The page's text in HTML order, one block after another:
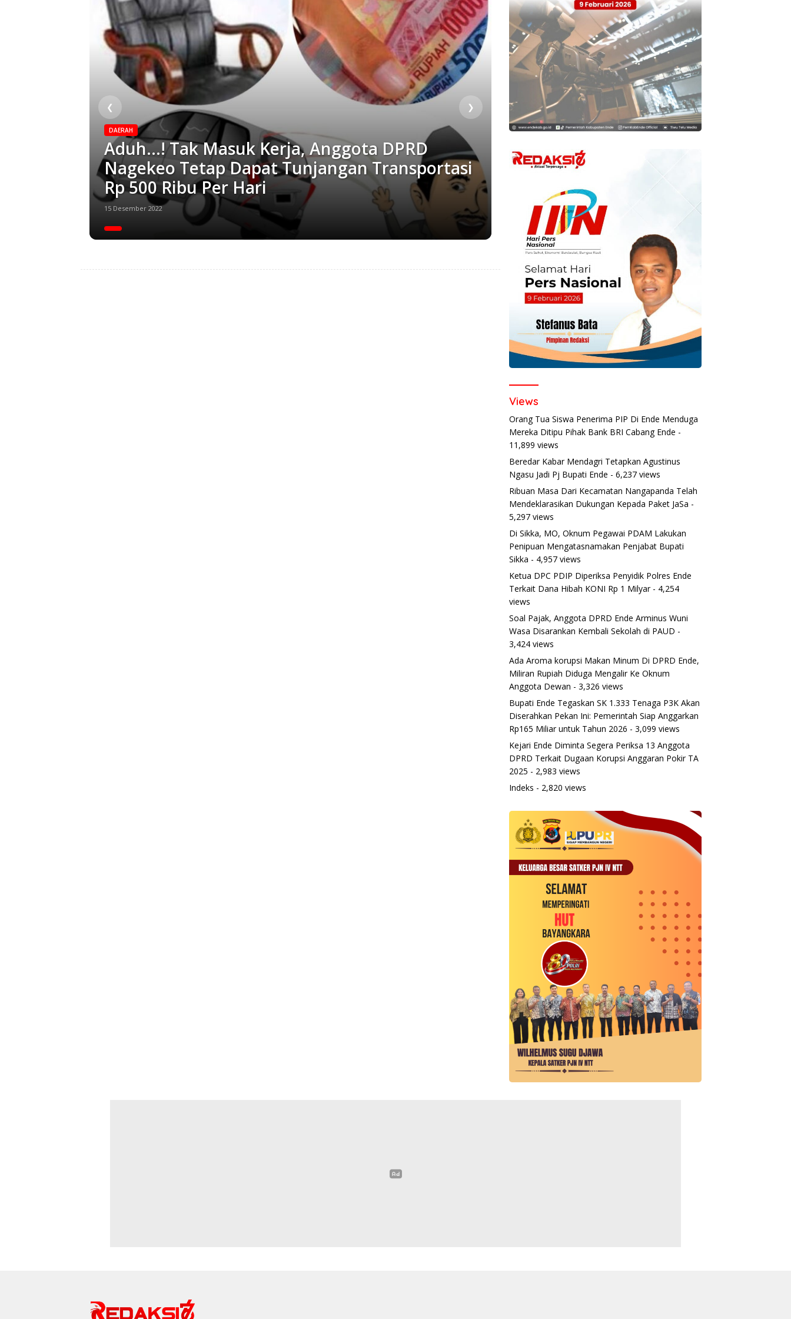
DAERAH
Aduh…! Tak Masuk Kerja, Anggota DPRD
Nagekeo Tetap Dapat Tunjangan Transportasi
Rp 500 Ribu Per Hari
15 Desember 2022
❮ ❯
Views
Orang Tua Siswa Penerima PIP Di Ende Menduga
Mereka Ditipu Pihak Bank BRI Cabang Ende -
11,899 views
Beredar Kabar Mendagri Tetapkan Agustinus
Ngasu Jadi Pj Bupati Ende - 6,237 views
Ribuan Masa Dari Kecamatan Nangapanda Telah
Mendeklarasikan Dukungan Kepada Paket JaSa -
5,297 views
Di Sikka, MO, Oknum Pegawai PDAM Lakukan
Penipuan Mengatasnamakan Penjabat Bupati
Sikka - 4,957 views
Ketua DPC PDIP Diperiksa Penyidik Polres Ende
Terkait Dana Hibah KONI Rp 1 Milyar- 4,254
views
Soal Pajak, Anggota DPRD Ende Arminus Wuni
Wasa Disarankan Kembali Sekolah di PAUD -
3,424 views
Ada Aroma korupsi Makan Minum Di DPRD Ende,
Miliran Rupiah Diduga Mengalir Ke Oknum
Anggota Dewan - 3,326 views
Bupati Ende Tegaskan SK 1.333 Tenaga P3K Akan
Diserahkan Pekan Ini: Pemerintah Siap Anggarkan
Rp165 Miliar untuk Tahun 2026 - 3,099 views
Kejari Ende Diminta Segera Periksa 13 Anggota
DPRD Terkait Dugaan Korupsi Anggaran Pokir TA
2025 - 2,983 views
Indeks - 2,820 views